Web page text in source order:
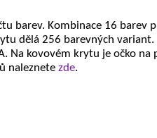
barev. Kombinace 16 barev
dělá 256 barevných variant.
Na kovovém krytu je očko na
naleznete zde.